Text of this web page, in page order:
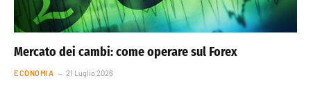
Mercato dei cambi: come operare sul Forex
ECONOMIA 21 Luglio 2026